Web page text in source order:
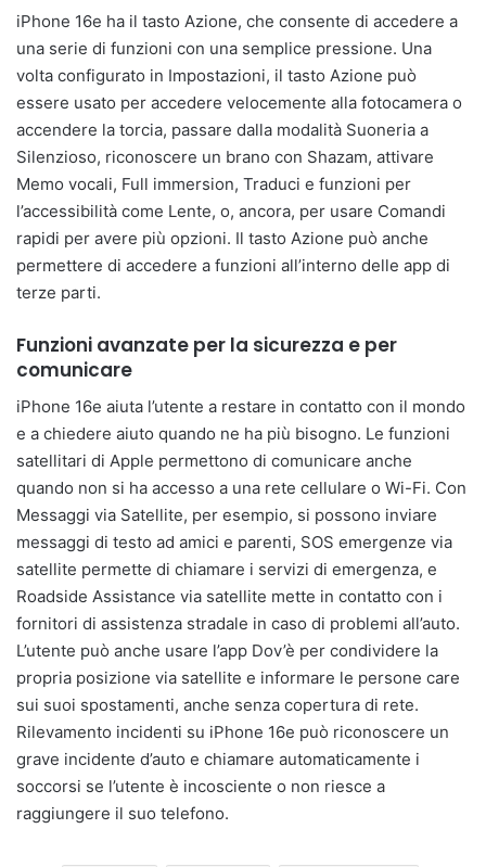
iPhone 16e ha il tasto Azione, che consente di accedere a
una serie di funzioni con una semplice pressione. Una
volta configurato in Impostazioni, il tasto Azione può
essere usato per accedere velocemente alla fotocamera o
accendere la torcia, passare dalla modalità Suoneria a
Silenzioso, riconoscere un brano con Shazam, attivare
Memo vocali, Full immersion, Traduci e funzioni per
l’accessibilità come Lente, o, ancora, per usare Comandi
rapidi per avere più opzioni. Il tasto Azione può anche
permettere di accedere a funzioni all’interno delle app di
terze parti.
Funzioni avanzate per la sicurezza e per
comunicare
iPhone 16e aiuta l’utente a restare in contatto con il mondo
e a chiedere aiuto quando ne ha più bisogno. Le funzioni
satellitari di Apple permettono di comunicare anche
quando non si ha accesso a una rete cellulare o Wi-Fi. Con
Messaggi via Satellite, per esempio, si possono inviare
messaggi di testo ad amici e parenti, SOS emergenze via
satellite permette di chiamare i servizi di emergenza, e
Roadside Assistance via satellite mette in contatto con i
fornitori di assistenza stradale in caso di problemi all’auto.
L’utente può anche usare l’app Dov’è per condividere la
propria posizione via satellite e informare le persone care
sui suoi spostamenti, anche senza copertura di rete.
Rilevamento incidenti su iPhone 16e può riconoscere un
grave incidente d’auto e chiamare automaticamente i
soccorsi se l’utente è incosciente o non riesce a
raggiungere il suo telefono.